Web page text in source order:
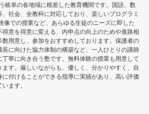
岐阜の各地域に根差した教育機関です。国語、数
社会、全教科に対応しており、楽しいプログラミ
像での授業など、あらゆる生徒のニーズに即した
意を得意に変える、内申点の向上のためや進路相
用意し、参加をおすすめしております。保護者の
に向けた協力体制の構築など、一人ひとりの講師
丁寧に向き合う塾です。無料体験の授業も用意して
す。厳しいながらも、優しく、分かりやすく、自
付けることができる指導に実績があり、高い評価
ます。